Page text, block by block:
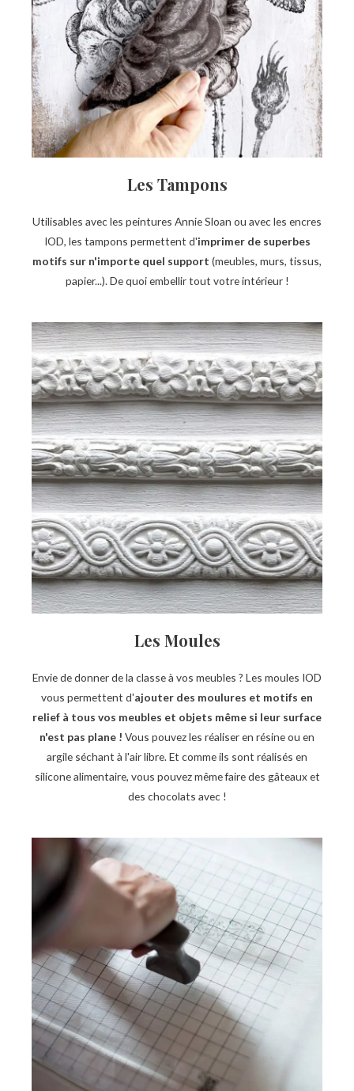
Les Tampons
Utilisables avec les peintures Annie Sloan ou avec les encres
IOD, les tampons permettent d'imprimer de superbes
motifs sur n'importe quel support (meubles, murs, tissus,
papier...). De quoi embellir tout votre intérieur !
Les Moules
Envie de donner de la classe à vos meubles ? Les moules IOD
vous permettent d'ajouter des moulures et motifs en
relief à tous vos meubles et objets même si leur surface
n'est pas plane ! Vous pouvez les réaliser en résine ou en
argile séchant à l'air libre. Et comme ils sont réalisés en
silicone alimentaire, vous pouvez même faire des gâteaux et
des chocolats avec !